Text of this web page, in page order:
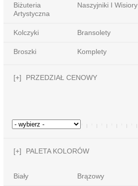
Biżuteria
Artystyczna
Naszyjniki I Wisiory
Kolczyki Bransolety
Broszki Komplety
[+] PRZEDZIAŁ CENOWY
[+] PALETA KOLORÓW
Biały Brązowy